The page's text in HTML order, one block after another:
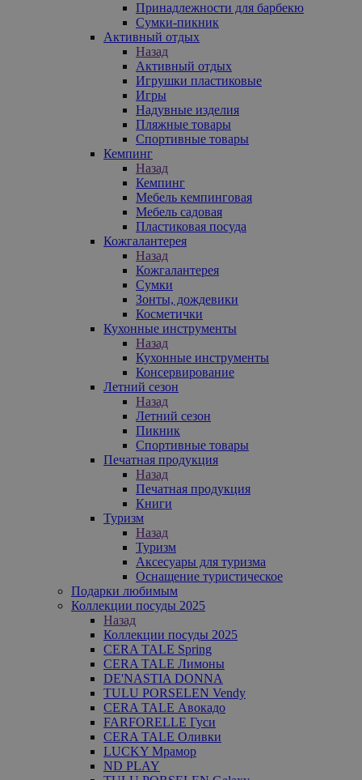
Принадлежности для барбекю
Сумки-пикник
Активный отдых
Назад
Активный отдых
Игрушки пластиковые
Игры
Надувные изделия
Пляжные товары
Спортивные товары
Кемпинг
Назад
Кемпинг
Мебель кемпинговая
Мебель садовая
Пластиковая посуда
Кожгалантерея
Назад
Кожгалантерея
Сумки
Зонты, дождевики
Косметички
Кухонные инструменты
Назад
Кухонные инструменты
Консервирование
Летний сезон
Назад
Летний сезон
Пикник
Спортивные товары
Печатная продукция
Назад
Печатная продукция
Книги
Туризм
Назад
Туризм
Аксесуары для туризма
Оснащение туристическое
Подарки любимым
Коллекции посуды 2025
Назад
Коллекции посуды 2025
CERA TALE Spring
CERA TALE Лимоны
DE'NASTIA DONNA
TULU PORSELEN Vendy
CERA TALE Авокадо
FARFORELLE Гуси
CERA TALE Оливки
LUCKY Мрамор
ND PLAY